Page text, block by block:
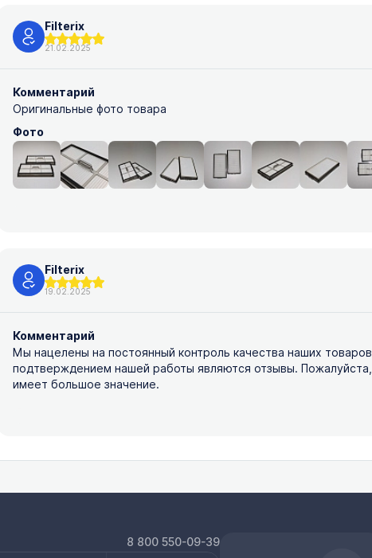
Filterix
21.02.2025
Комментарий
Оригинальные фото товара
Фото
Filterix
19.02.2025
Комментарий
Мы нацелены на постоянный контроль качества наших
подтверждением нашей работы являются отзывы.
имеет большое значение.
8 800 550-09-39